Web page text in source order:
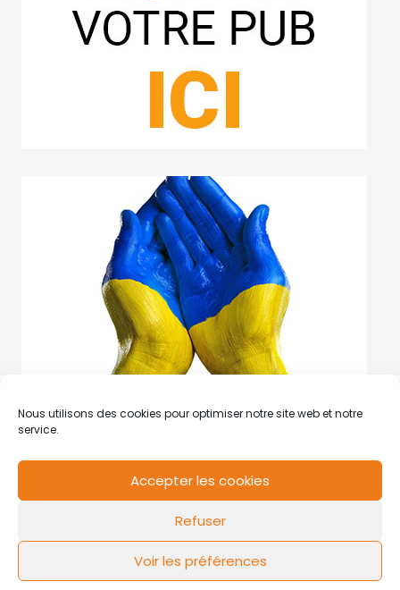
Nous utilisons des cookies pour optimiser notre site web et notre
service.
Accepter les cookies
Refuser
Voir les préférences
Mentions légales Politique de cookies
FLOW44